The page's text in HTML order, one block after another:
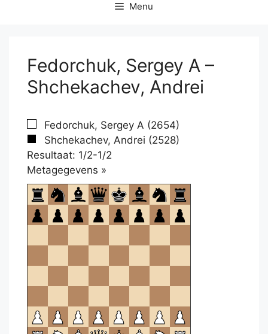
Menu
Fedorchuk, Sergey A –
Shchekachev, Andrei
Fedorchuk, Sergey A (2654)
Shchekachev, Andrei (2528)
Resultaat: 1/2-1/2
Metagegevens »
om
te
openen.